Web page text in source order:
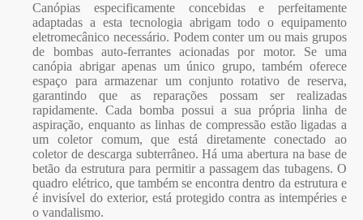
Canópias especificamente concebidas e perfeitamente
adaptadas a esta tecnologia abrigam todo o equipamento
eletromecânico necessário. Podem conter um ou mais grupos
de bombas auto-ferrantes acionadas por motor. Se uma
canópia abrigar apenas um único grupo, também oferece
espaço para armazenar um conjunto rotativo de reserva,
garantindo que as reparações possam ser realizadas
rapidamente. Cada
bomba possui a sua própria linha de
aspiração, enquanto as linhas de compressão estão ligadas a
um coletor comum, que está diretamente conectado ao
coletor de descarga subterrâneo. Há uma abertura na base de
betão da estrutura para permitir a passagem das tubagens. O
quadro elétrico, que também se encontra dentro da estrutura e
é invisível do exterior, está protegido contra as intempéries e
o vandalismo.